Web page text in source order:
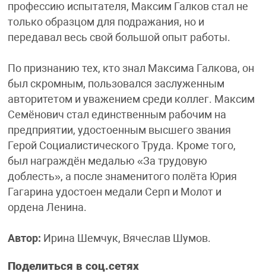
профессию испытателя, Максим Галков стал не
только образцом для подражания, но и
передавал весь свой большой опыт работы.
По признанию тех, кто знал Максима Галкова, он
был скромным, пользовался заслуженным
авторитетом и уважением среди коллег. Максим
Семёнович стал единственным рабочим на
предприятии, удостоенным высшего звания
Герой Социалистического Труда. Кроме того,
был награждён медалью «За трудовую
доблесть», а после знаменитого полёта Юрия
Гагарина удостоен медали Серп и Молот и
ордена Ленина.
Автор: Ирина Шемчук, Вячеслав Шумов.
Поделиться в соц.сетях